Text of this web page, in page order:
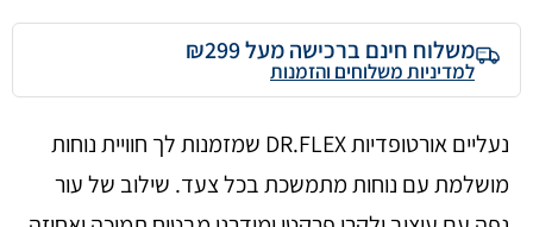
משלוח חינם ברכישה מעל ₪299
למדיניות משלוחים והזמנות
נעליים אורטופדיות DR.FLEX שמזמנות לך חוויית נוחות
מושלמת עם נוחות מתמשכת בכל צעד. שילוב של עור